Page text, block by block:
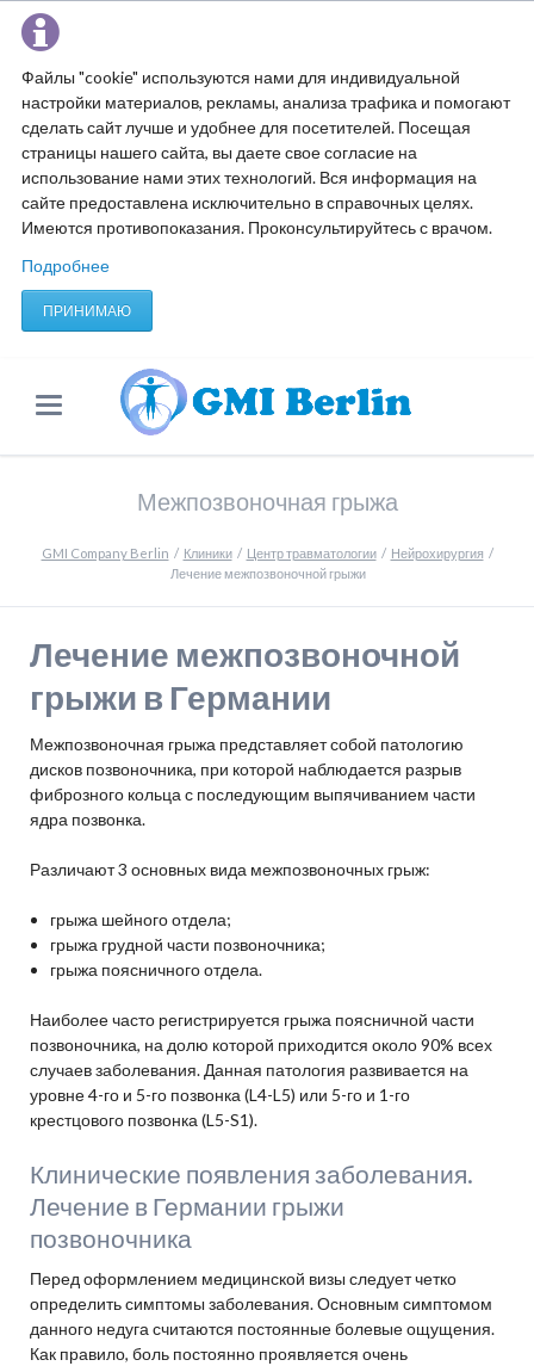
Файлы "cookie" используются нами для индивидуальной
настройки материалов, рекламы, анализа трафика и помогают
сделать сайт лучше и удобнее для посетителей. Посещая
страницы нашего сайта, вы даете свое согласие на
использование нами этих технологий. Вся информация на
сайте предоставлена исключительно в справочных целях.
Имеются противопоказания. Проконсультируйтесь с врачом.
Подробнее
ПРИНИМАЮ
Межпозвоночная грыжа
GMI Company Berlin Клиники Центр травматологии
Нейрохирургия
Лечение межпозвоночной грыжи
Лечение межпозвоночной
грыжи в Германии
Межпозвоночная грыжа представляет собой патологию
дисков позвоночника, при которой наблюдается разрыв
фиброзного кольца с последующим выпячиванием части
ядра позвонка.
Различают 3 основных вида межпозвоночных грыж:
грыжа шейного отдела;
грыжа грудной части позвоночника;
грыжа поясничного отдела.
Наиболее часто регистрируется грыжа поясничной части
позвоночника, на долю которой приходится около 90% всех
случаев заболевания. Данная патология развивается на
уровне 4-го и 5-го позвонка (L4-L5) или 5-го и 1-го
крестцового позвонка (L5-S1).
Клинические появления заболевания.
Лечение в Германии грыжи
позвоночника
Перед оформлением медицинской визы следует четко
определить симптомы заболевания. Основным симптомом
данного недуга считаются постоянные болевые ощущения.
Как правило, боль постоянно проявляется очень